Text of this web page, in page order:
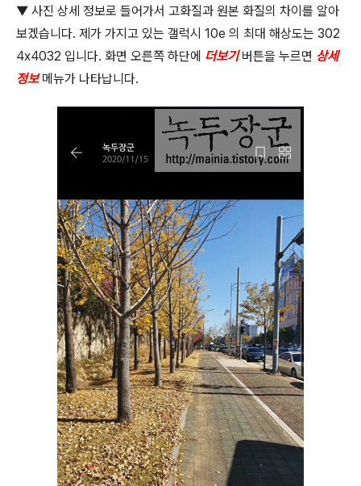
▼ 사진 상세 정보로 들어가서 고화질과 원본 화질의 차이를 알아
보겠습니다. 제가 가지고 있는 갤럭시 10e 의 최대 해상도는 302
4x4032 입니다. 화면 오른쪽 하단에 더보기 버튼을 누르면 상세
정보 메뉴가 나타납니다.